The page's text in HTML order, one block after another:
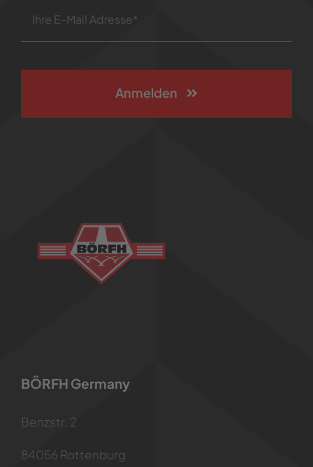
Anmelden
BÖRFH Germany
Benzstr. 2
84056 Rottenburg